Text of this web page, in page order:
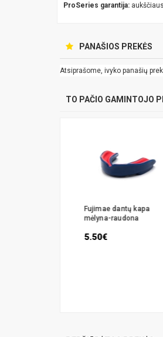
ProSeries garantija:
PANAŠIOS PREKĖS
Atsiprašome, ivyko panašių
TO PAČIO GAMINTOJO
Fujimae dantų kapa
mėlyna-raudona
5.50€